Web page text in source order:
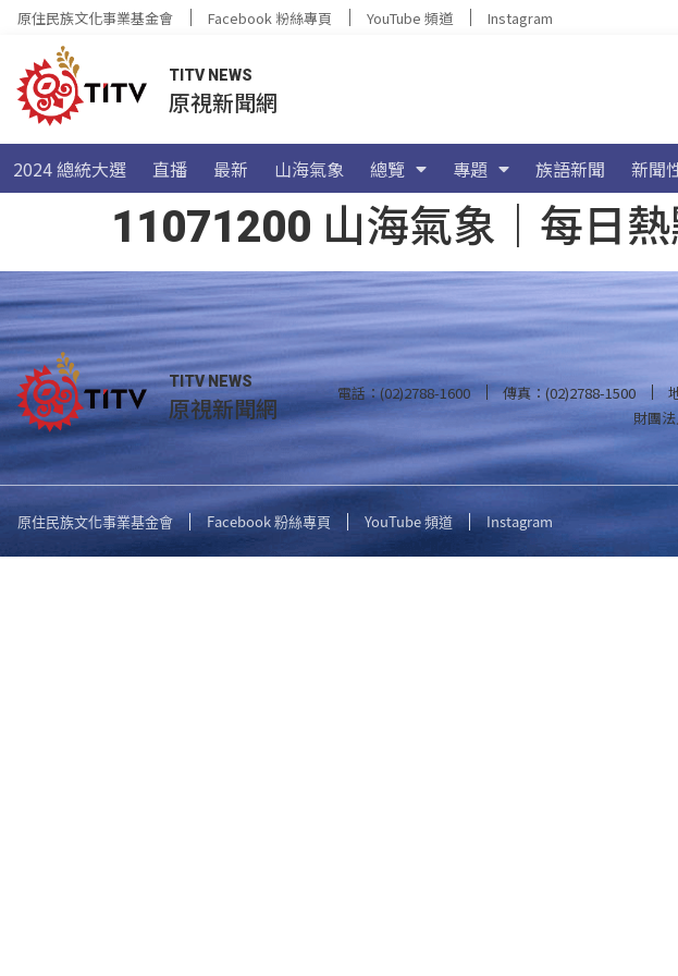
原住民族文化事業基金會 Facebook 粉絲專頁 YouTube 頻道 Instagram
TITV NEWS
原視新聞網
2024 總統大選 直播 最新 山海氣象 總覽 專題 族語新聞 新聞
11071200 山海氣象｜每日
TITV NEWS
原視新聞網 電話：(02)2788-1600 傳真：(02)2788-1500
財團
原住民族文化事業基金會 Facebook 粉絲專頁 YouTube 頻道 Instagram